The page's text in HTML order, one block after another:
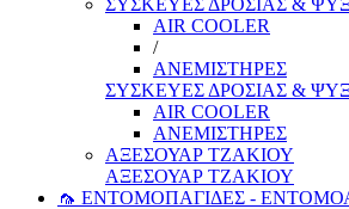
ΣΥΣΚΕΥΕΣ ΔΡΟΣΙΑΣ &
AIR COOLER
/
ΑΝΕΜΙΣΤΗΡΕΣ
ΣΥΣΚΕΥΕΣ ΔΡΟΣΙΑΣ &
AIR COOLER
ΑΝΕΜΙΣΤΗΡΕΣ
ΑΞΕΣΟΥΑΡ ΤΖΑΚΙΟΥ
ΑΞΕΣΟΥΑΡ ΤΖΑΚΙΟΥ
🦟 ΕΝΤΟΜΟΠΑΓΙΔΕΣ -